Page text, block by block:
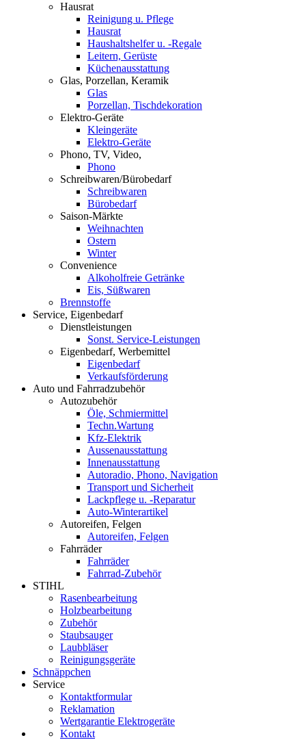
Hausrat
Reinigung u. Pflege
Hausrat
Haushaltshelfer u. -Regale
Leitern, Gerüste
Küchenausstattung
Glas, Porzellan, Keramik
Glas
Porzellan, Tischdekoration
Elektro-Geräte
Kleingeräte
Elektro-Geräte
Phono, TV, Video,
Phono
Schreibwaren/Bürobedarf
Schreibwaren
Bürobedarf
Saison-Märkte
Weihnachten
Ostern
Winter
Convenience
Alkoholfreie Getränke
Eis, Süßwaren
Brennstoffe
Service, Eigenbedarf
Dienstleistungen
Sonst. Service-Leistungen
Eigenbedarf, Werbemittel
Eigenbedarf
Verkaufsförderung
Auto und Fahrradzubehör
Autozubehör
Öle, Schmiermittel
Techn.Wartung
Kfz-Elektrik
Aussenausstattung
Innenausstattung
Autoradio, Phono, Navigation
Transport und Sicherheit
Lackpflege u. -Reparatur
Auto-Winterartikel
Autoreifen, Felgen
Autoreifen, Felgen
Fahrräder
Fahrräder
Fahrrad-Zubehör
STIHL
Rasenbearbeitung
Holzbearbeitung
Zubehör
Staubsauger
Laubbläser
Reinigungsgeräte
Schnäppchen
Service
Kontaktformular
Reklamation
Wertgarantie Elektrogeräte
Kontakt